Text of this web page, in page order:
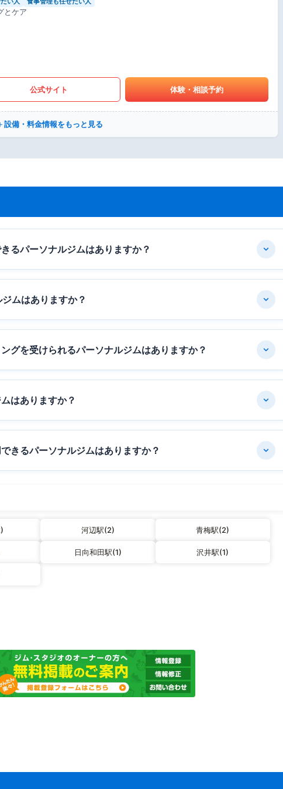
とケア
公式サイト 体験・相談予約
設備・料金情報をもっと見る
るパーソナルジムはありますか？
ムはありますか？
グを受けられるパーソナルジムはありますか？
はありますか？
きるパーソナルジムはありますか？
河辺駅(2) 青梅駅(2)
日向和田駅(1) 沢井駅(1)